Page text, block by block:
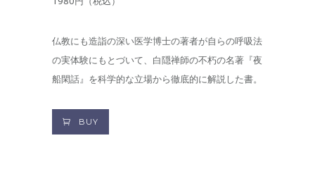
仏教にも造詣の深い医学博士の著者が自らの呼吸法
の実体験にもとづいて、白隠禅師の不朽の名著『夜
船閑話』を科学的な立場から徹底的に解説した書。
BUY